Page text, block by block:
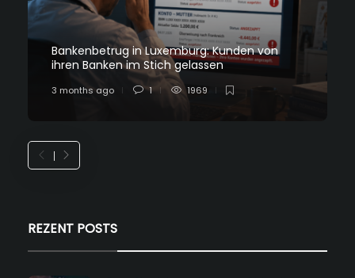
Bankenbetrug in Luxemburg: Kunden von
ihren Banken im Stich gelassen
3 months ago 1 1969
REZENT POSTS